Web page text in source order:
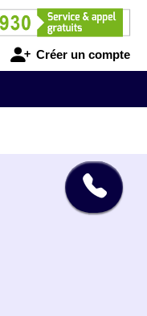
Créer un compte